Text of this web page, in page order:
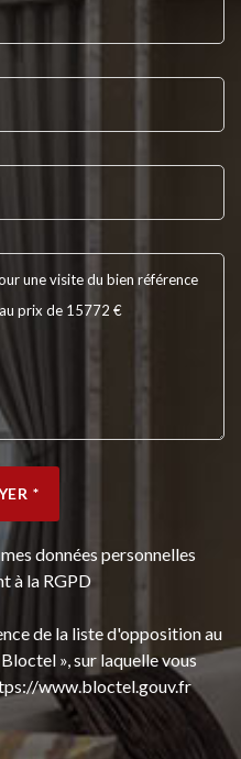
*
données personnelles
à la RGPD
de la liste d'opposition au
», sur laquelle vous
www.bloctel.gouv.fr